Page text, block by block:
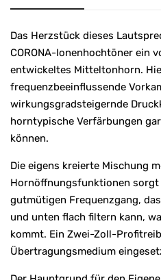
:
Das Herzstück dieses
CORONA-Ionenhochtöner ein
entwickeltes Mitteltonhorn.
frequenzbeeinflussende
wirkungsgradsteigernde
horntypische Verfärbungen
können.
Die eigens kreierte Mischung
Hornöffnungsfunktionen sorgt
gutmütigen Frequenzgang,
und unten flach filtern kann,
kommt. Ein Zwei-Zoll-
Übertragungsmedium